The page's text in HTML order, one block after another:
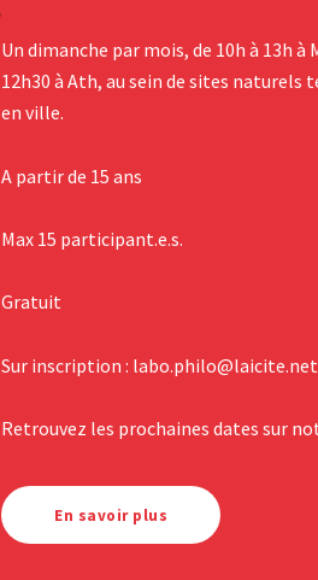
Un dimanche par mois, de 10h à 13h à
12h30 à Ath, au sein de sites naturels
en ville.
A partir de 15 ans
Max 15 participant.e.s.
Gratuit
Sur inscription : labo.philo@laicite.net
Retrouvez les prochaines dates sur
En savoir plus